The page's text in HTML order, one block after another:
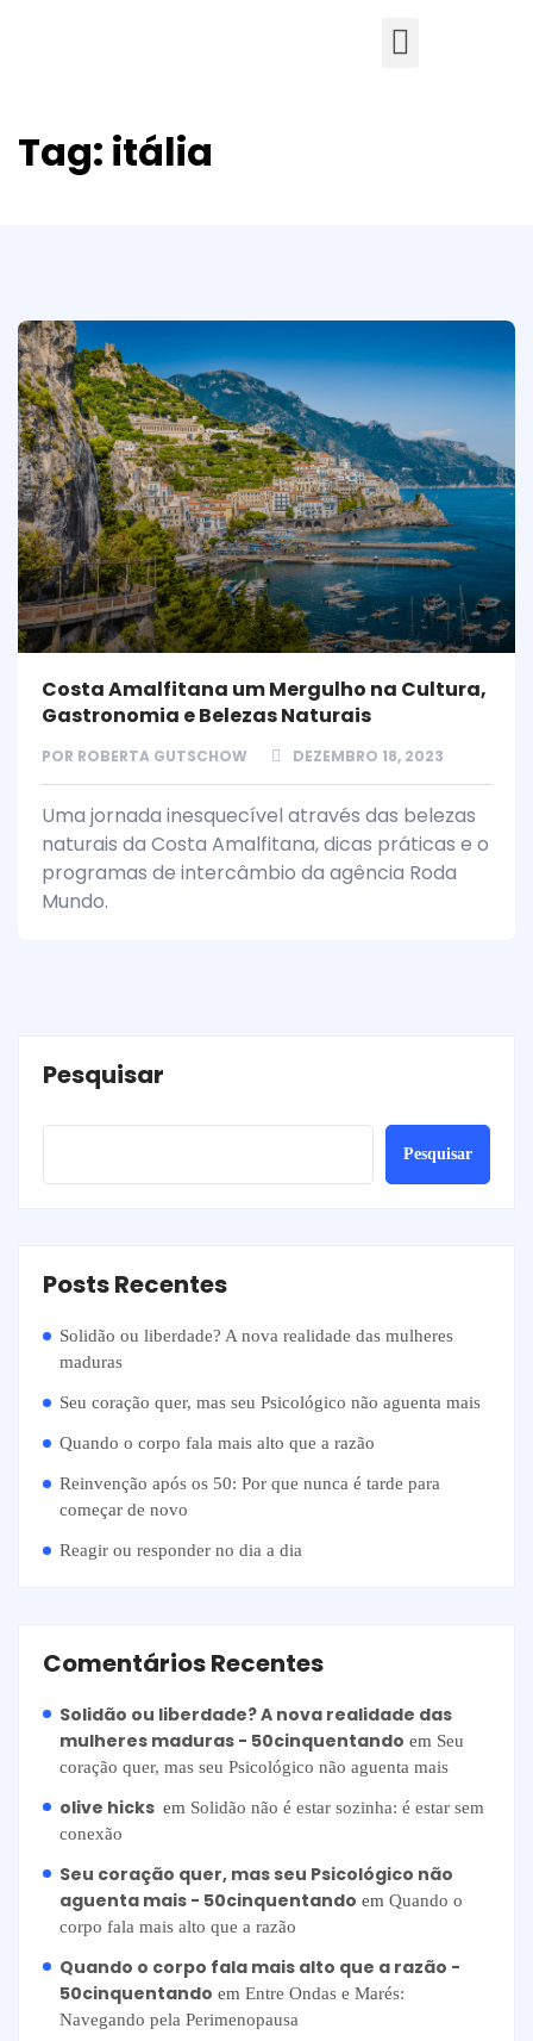
Tag: itália
Costa Amalfitana um Mergulho na Cultura,
Gastronomia e Belezas Naturais
POR ROBERTA GUTSCHOW DEZEMBRO 18, 2023
Uma jornada inesquecível através das belezas
naturais da Costa Amalfitana, dicas práticas e o
programas de intercâmbio da agência Roda
Mundo.
Pesquisar
Pesquisar
Posts Recentes
Solidão ou liberdade? A nova realidade das mulheres
maduras
Seu coração quer, mas seu Psicológico não aguenta mais
Quando o corpo fala mais alto que a razão
Reinvenção após os 50: Por que nunca é tarde para
começar de novo
Reagir ou responder no dia a dia
Comentários Recentes
Solidão ou liberdade? A nova realidade das
mulheres maduras - 50cinquentando em Seu
coração quer, mas seu Psicológico não aguenta mais
olive hicks em Solidão não é estar sozinha: é estar sem
conexão
Seu coração quer, mas seu Psicológico não
aguenta mais - 50cinquentando em Quando o
corpo fala mais alto que a razão
Quando o corpo fala mais alto que a razão -
50cinquentando em Entre Ondas e Marés:
Navegando pela Perimenopausa